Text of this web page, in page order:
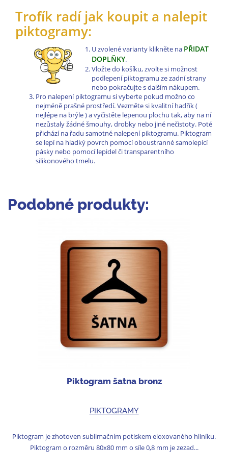
Trofík radí jak koupit a nalepit
piktogramy:
U zvolené varianty klikněte na PŘIDAT
DOPLŇKY.
Vložte do košíku, zvolte si možnost
podlepení piktogramu ze zadní strany
nebo pokračujte s dalším nákupem.
Pro nalepení piktogramu si vyberte pokud možno co
nejméně prašné prostředí. Vezměte si kvalitní hadřík (
nejlépe na brýle ) a vyčistěte lepenou plochu tak, aby na ní
nezůstaly žádné šmouhy, drobky nebo jiné nečistoty. Poté
přichází na řadu samotné nalepení piktogramu. Piktogram
se lepí na hladký povrch pomocí oboustranné samolepící
pásky nebo pomocí lepidel či transparentního
silikonového tmelu.
Podobné produkty:
Piktogram šatna bronz
PIKTOGRAMY
Piktogram je zhotoven sublimačním potiskem eloxovaného hliníku.
Piktogram o rozměru 80x80 mm o síle 0,8 mm je zezad...